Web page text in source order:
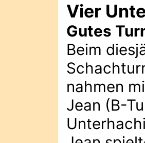
Vier
Gutes
Beim
nahmen
Jean (B-